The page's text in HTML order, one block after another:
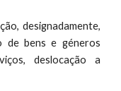
designadamente,
de bens e géneros
deslocação a